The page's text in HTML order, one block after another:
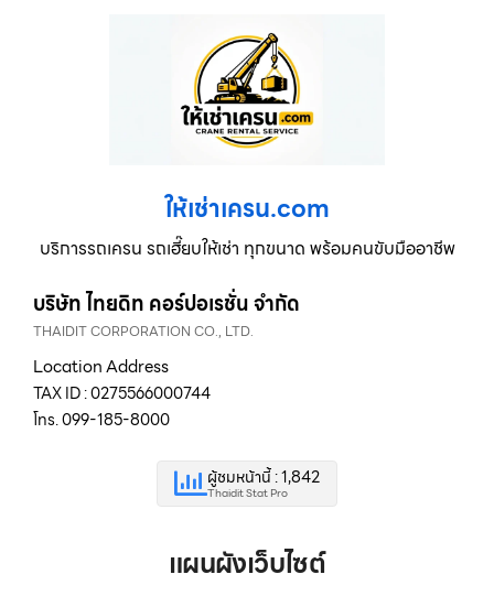
ให้เช่าเครน.com
บริการรถเครน รถเฮี๊ยบให้เช่า ทุกขนาด พร้อมคนขับมืออาชีพ
บริษัท ไทยดิท คอร์ปอเรชั่น จำกัด
THAIDIT CORPORATION CO., LTD.
Location Address
TAX ID : 0275566000744
โทร. 099-185-8000
ผู้ชมหน้านี้ : 1,842
Thaidit Stat Pro
แผนผังเว็บไซต์